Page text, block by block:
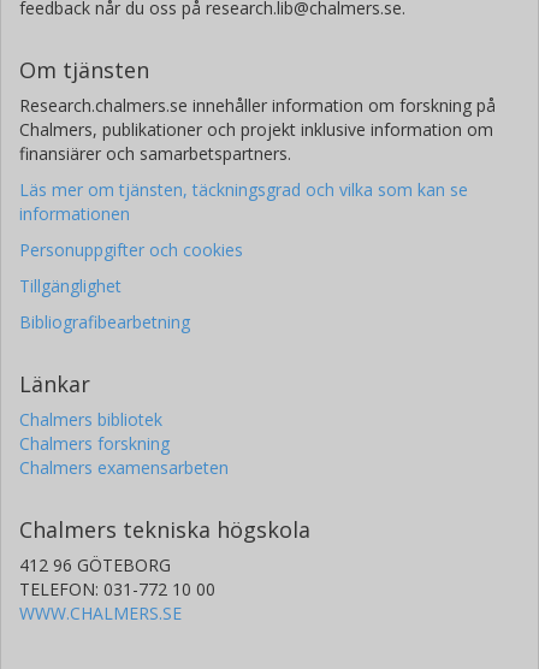
feedback når du oss på research.lib@chalmers.se.
Om tjänsten
Research.chalmers.se innehåller information om forskning på
Chalmers, publikationer och projekt inklusive information om
finansiärer och samarbetspartners.
Läs mer om tjänsten, täckningsgrad och vilka som kan se
informationen
Personuppgifter och cookies
Tillgänglighet
Bibliografibearbetning
Länkar
Chalmers bibliotek
Chalmers forskning
Chalmers examensarbeten
Chalmers tekniska högskola
412 96 GÖTEBORG
TELEFON: 031-772 10 00
WWW.CHALMERS.SE